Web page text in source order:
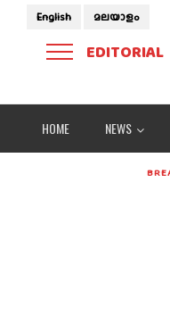
English മലയാളം
EDITORIAL
HOME NEWS